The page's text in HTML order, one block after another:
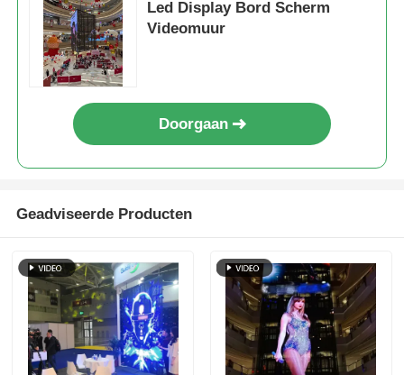
Led Display Bord Scherm
Videomuur
Doorgaan
Geadviseerde Producten